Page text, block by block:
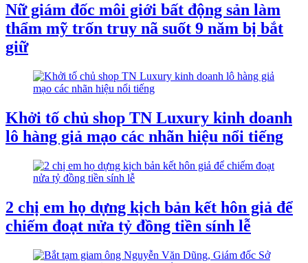
Nữ giám đốc môi giới bất động sản làm
thẩm mỹ trốn truy nã suốt 9 năm bị bắt
giữ
Khởi tố chủ shop TN Luxury kinh doanh
lô hàng giả mạo các nhãn hiệu nổi tiếng
2 chị em họ dựng kịch bản kết hôn giả để
chiếm đoạt nửa tỷ đồng tiền sính lễ